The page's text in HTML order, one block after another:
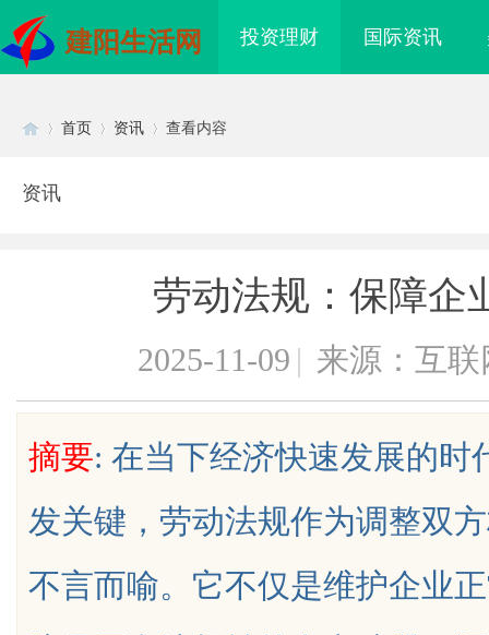
建阳生活网 投资理财 国际资讯
首页 资讯 查看内容
资讯
劳动法规：保障企
2025-11-09 | 来源：互联
摘要: 在当下经济快速发展的时
发关键，劳动法规作为调整双
不言而喻。它不仅是维护企业